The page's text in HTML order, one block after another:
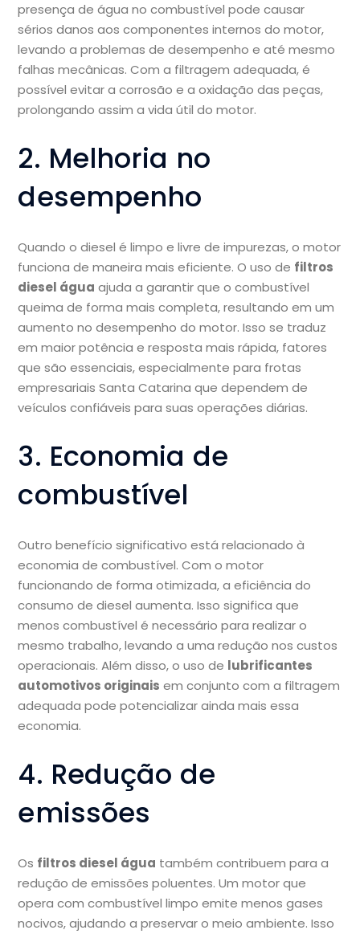
presença de água no combustível pode causar
sérios danos aos componentes internos do motor,
levando a problemas de desempenho e até mesmo
falhas mecânicas. Com a filtragem adequada, é
possível evitar a corrosão e a oxidação das peças,
prolongando assim a vida útil do motor.
2. Melhoria no
desempenho
Quando o diesel é limpo e livre de impurezas, o motor
funciona de maneira mais eficiente. O uso de filtros
diesel água ajuda a garantir que o combustível
queima de forma mais completa, resultando em um
aumento no desempenho do motor. Isso se traduz
em maior potência e resposta mais rápida, fatores
que são essenciais, especialmente para frotas
empresariais Santa Catarina que dependem de
veículos confiáveis para suas operações diárias.
3. Economia de
combustível
Outro benefício significativo está relacionado à
economia de combustível. Com o motor
funcionando de forma otimizada, a eficiência do
consumo de diesel aumenta. Isso significa que
menos combustível é necessário para realizar o
mesmo trabalho, levando a uma redução nos custos
operacionais. Além disso, o uso de lubrificantes
automotivos originais em conjunto com a filtragem
adequada pode potencializar ainda mais essa
economia.
4. Redução de
emissões
Os filtros diesel água também contribuem para a
redução de emissões poluentes. Um motor que
opera com combustível limpo emite menos gases
nocivos, ajudando a preservar o meio ambiente. Isso